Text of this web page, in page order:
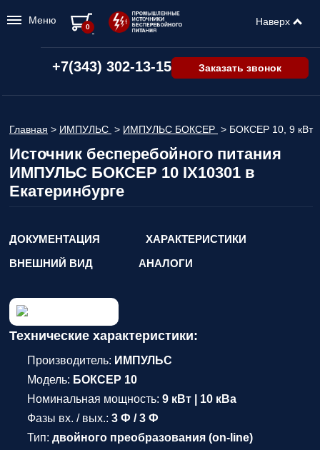
+7(343) 302-13-15 Заказать звонок
Главная > ИМПУЛЬС > ИМПУЛЬС БОКСЕР > БОКСЕР 10, 9 кВт
Источник бесперебойного питания
ИМПУЛЬС БОКСЕР 10 IX10301 в
Екатеринбурге
ДОКУМЕНТАЦИЯ
ХАРАКТЕРИСТИКИ
ВНЕШНИЙ ВИД
АНАЛОГИ
Технические характеристики:
Производитель: ИМПУЛЬС
Модель: БОКСЕР 10
Номинальная мощность: 9 кВт | 10 кВа
Фазы вх. / вых.: 3 Ф / 3 Ф
Тип: двойного преобразования (on-line)
Меню Наверх
0